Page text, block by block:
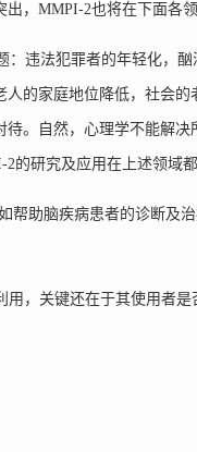
，MMPI-2也将在下面各
违法犯罪者的年轻化，酗
的家庭地位降低，社会
。自然，心理学不能解
的研究及应用在上述领域都
助脑疾病患者的诊断及
，关键还在于其使用者是